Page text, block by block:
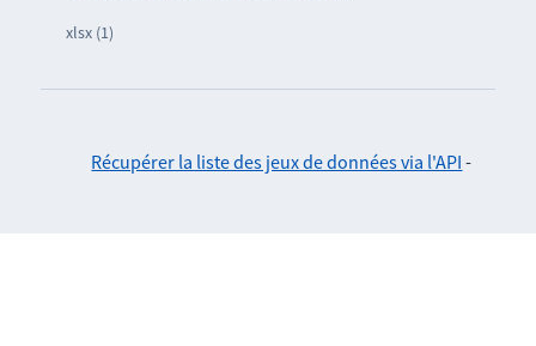
xlsx (1)
Récupérer la liste des jeux de données via l'API -